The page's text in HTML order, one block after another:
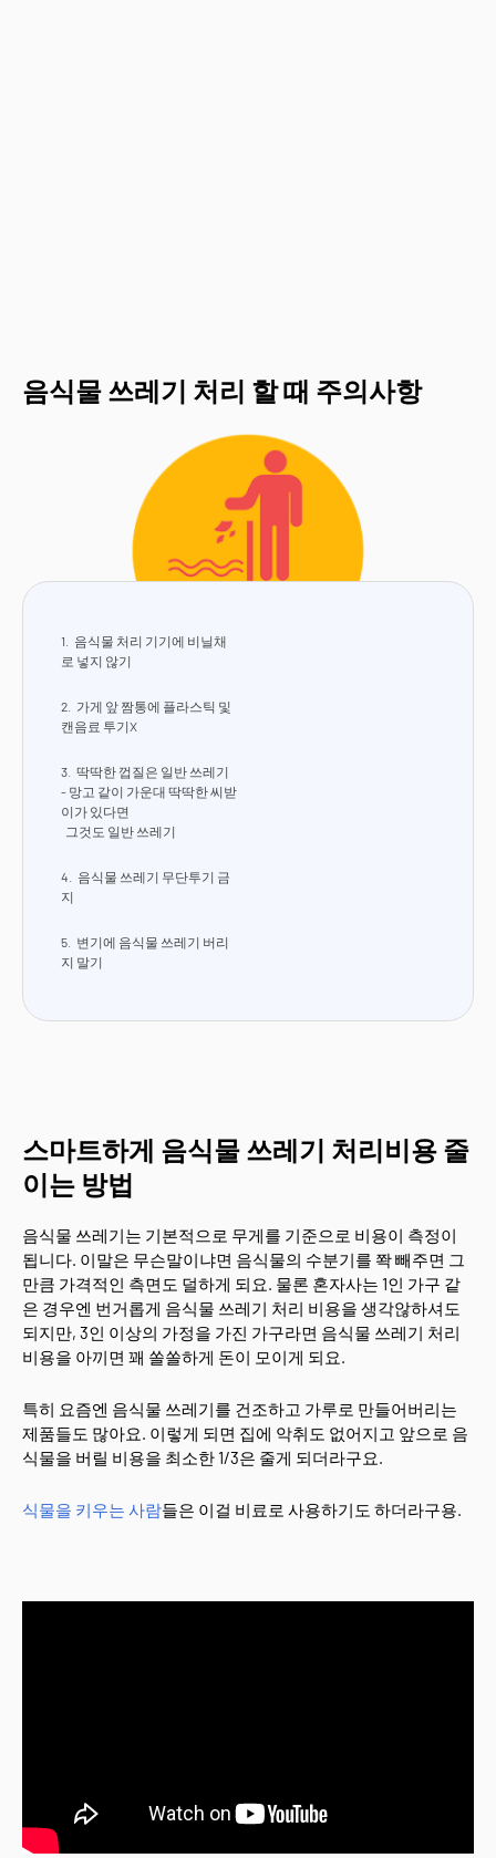
음식물 쓰레기 처리 할 때 주의사항
음식물 처리 기기에 비닐채
로 넣지 않기
가게 앞 짬통에 플라스틱 및
캔음료 투기X
딱딱한 껍질은 일반 쓰레기
- 망고 같이 가운대 딱딱한 씨받
이가 있다면
그것도 일반 쓰레기
음식물 쓰레기 무단투기 금
지
변기에 음식물 쓰레기 버리
지 말기
스마트하게 음식물 쓰레기 처리비용 줄
이는 방법
음식물 쓰레기는 기본적으로 무게를 기준으로 비용이 측정이
됩니다. 이말은 무슨말이냐면 음식물의 수분기를 쫙 빼주면 그
만큼 가격적인 측면도 덜하게 되요. 물론 혼자사는 1인 가구 같
은 경우엔 번거롭게 음식물 쓰레기 처리 비용을 생각않하셔도
되지만, 3인 이상의 가정을 가진 가구라면 음식물 쓰레기 처리
비용을 아끼면 꽤 쏠쏠하게 돈이 모이게 되요.
특히 요즘엔 음식물 쓰레기를 건조하고 가루로 만들어버리는
제품들도 많아요. 이렇게 되면 집에 악취도 없어지고 앞으로 음
식물을 버릴 비용을 최소한 1/3은 줄게 되더라구요.
식물을 키우는 사람들은 이걸 비료로 사용하기도 하더라구용.